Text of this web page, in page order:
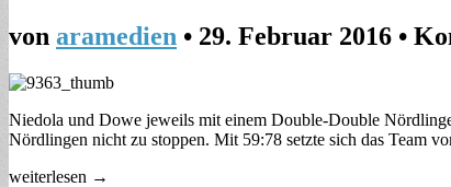
von aramedien • 29. Februar 2016 •
Niedola und Dowe jeweils mit einem Double-Double
Nördlingen nicht zu stoppen. Mit 59:78 setzte sich das Team
weiterlesen →